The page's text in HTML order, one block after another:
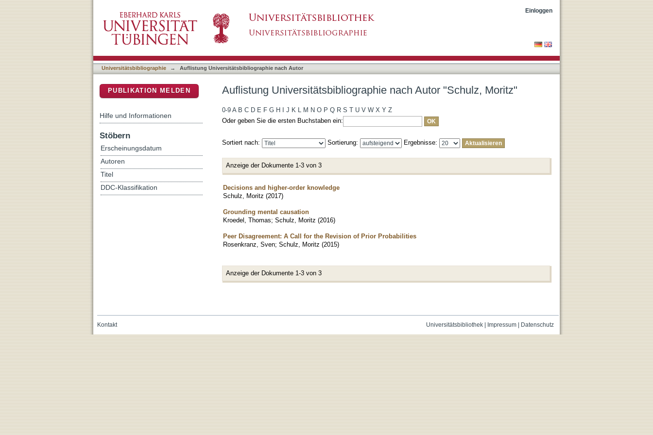
Einloggen
Universitätsbibliographie → Auflistung Universitätsbibliographie nach Autor
Auflistung Universitätsbibliographie nach Autor "Schulz, Moritz"
0-9 A B C D E F G H J K L M N O P Q R S T U V W X Y Z
Oder geben Sie die ersten Buchstaben ein:
Sortiert nach: Sortierung: Ergebnisse:
Anzeige der Dokumente 1-3 von 3
Decisions and higher-order knowledge
Schulz, Moritz (2017)
Grounding mental causation
Kroedel, Thomas; Schulz, Moritz (2016)
Peer Disagreement: A Call for the Revision of Prior Probabilities
Rosenkranz, Sven; Schulz, Moritz (2015)
Anzeige der Dokumente 1-3 von 3
PUBLIKATION MELDEN
Hilfe und Informationen
Stöbern
Erscheinungsdatum
Autoren
Titel
DDC-Klassifikation
Universitätsbibliothek| Impressum| Datenschutz
Kontakt